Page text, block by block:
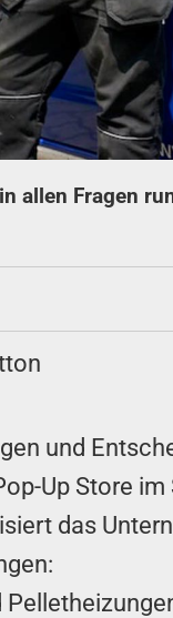
allen Fragen
und
Up Store
das